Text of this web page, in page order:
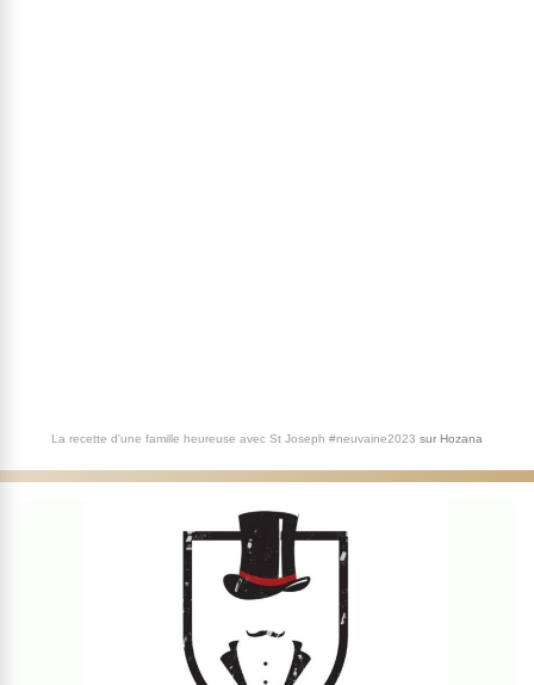
La recette d'une famille heureuse avec St Joseph #neuvaine2023 sur Hozana